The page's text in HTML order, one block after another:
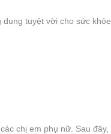
tuyệt vời cho sức khỏe
chị em phụ nữ. Sau đây,